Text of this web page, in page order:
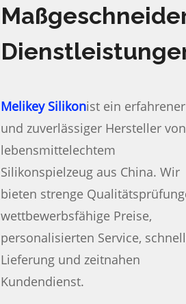
Melikey Silikonist ein erfahrener
und zuverlässiger Hersteller von
lebensmittelechtem
Silikonspielzeug aus China. Wir
bieten strenge
wettbewerbsfähige Preise,
personalisierten Service,
Lieferung und zeitnahen
Kundendienst.